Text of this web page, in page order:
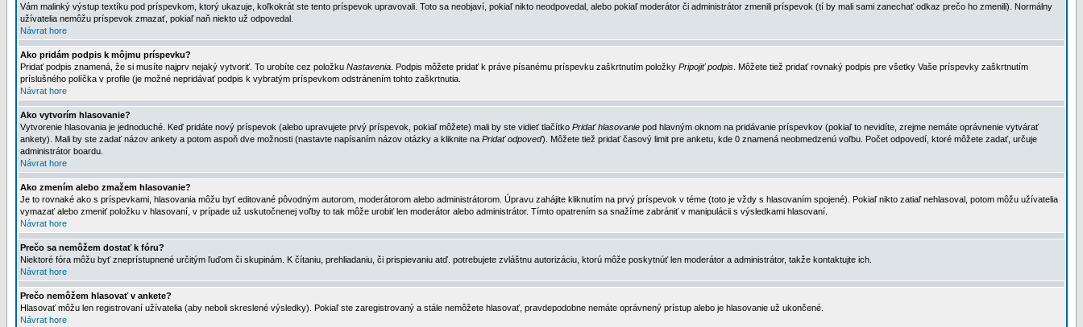
Vám malinký výstup textíku pod príspevkom, ktorý ukazuje, koľkokrát ste tento príspevok upravovali. Toto sa neobjaví, pokiaľ nikto neodpovedal, alebo pokiaľ moderátor či administrátor zmenili príspevok (tí by mali sami zanechať odkaz prečo ho zmenili). Normálny
užívatelia nemôžu príspevok zmazať, pokiaľ naň niekto už odpovedal.
Návrat hore
Ako pridám podpis k môjmu príspevku?
Pridať podpis znamená, že si musíte najprv nejaký vytvoriť. To urobíte cez položku Nastavenia . Podpis môžete pridať k práve písanému príspevku zaškrtnutím položky Pripojiť podpis . Môžete tiež pridať rovnaký podpis pre všetky Vaše príspevky zaškrtnutím
príslušného políčka v profile (je možné nepridávať podpis k vybratým príspevkom odstránením tohto zaškrtnutia.
Návrat hore
Ako vytvorím hlasovanie?
Vytvorenie hlasovania je jednoduché. Keď pridáte nový príspevok (alebo upravujete prvý príspevok, pokiaľ môžete) mali by ste vidieť tlačítko Pridať hlasovanie pod hlavným oknom na pridávanie príspevkov (pokiaľ to nevidíte, zrejme nemáte oprávnenie vytvárať
ankety). Mali by ste zadať názov ankety a potom aspoň dve možnosti (nastavte napísaním názov otázky a kliknite na Pridať odpoveď). Môžete tiež pridať časový limit pre anketu, kde 0 znamená neobmedzenú voľbu. Počet odpovedí, ktoré môžete zadať, určuje
administrátor boardu.
Návrat hore
Ako zmením alebo zmažem hlasovanie?
Je to rovnaké ako s príspevkami, hlasovania môžu byť editované pôvodným autorom, moderátorom alebo administrátorom. Úpravu zahájite kliknutím na prvý príspevok v téme (toto je vždy s hlasovaním spojené). Pokiaľ nikto zatiaľ nehlasoval, potom môžu užívatelia
vymazať alebo zmeniť položku v hlasovaní, v prípade už uskutočnenej voľby to tak môže urobiť len moderátor alebo administrátor. Tímto opatrením sa snažíme zabrániť v manipulácii s výsledkami hlasovaní.
Návrat hore
Prečo sa nemôžem dostať k fóru?
Niektoré fóra môžu byť zneprístupnené určitým ľuďom či skupinám. K čítaniu, prehliadaniu, či prispievaniu atď. potrebujete zvláštnu autorizáciu, ktorú môže poskytnúť len moderátor a administrátor, takže kontaktujte ich.
Návrat hore
Prečo nemôžem hlasovať v ankete?
Hlasovať môžu len registrovaní užívatelia (aby neboli skreslené výsledky). Pokiaľ ste zaregistrovaný a stále nemôžete hlasovať, pravdepodobne nemáte oprávnený prístup alebo je hlasovanie už ukončené.
Návrat hore